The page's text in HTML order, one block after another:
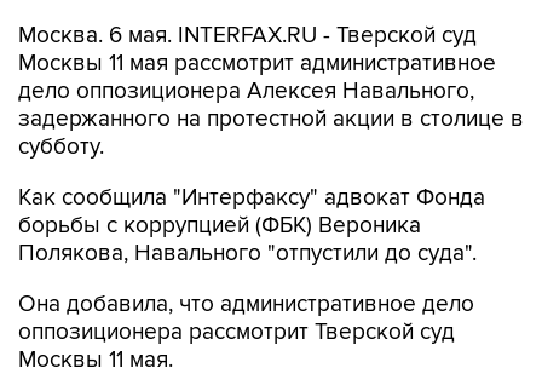
Москва. 6 мая. INTERFAX.RU - Тверской суд
Москвы 11 мая рассмотрит административное
дело оппозиционера Алексея Навального,
задержанного на протестной акции в столице в
субботу.
Как сообщила "Интерфаксу" адвокат Фонда
борьбы с коррупцией (ФБК) Вероника
Полякова, Навального "отпустили до суда".
Она добавила, что административное дело
оппозиционера рассмотрит Тверской суд
Москвы 11 мая.